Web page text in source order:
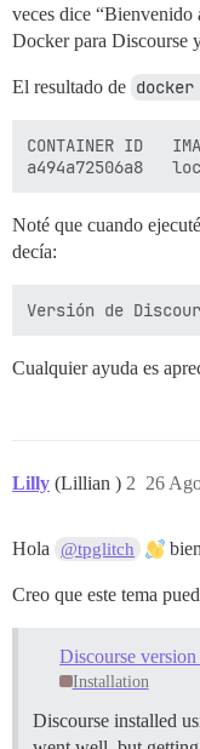
veces dice “Bienvenido
Docker para Discourse
El resultado de
CONTAINER
Noté que cuando ejecuté
decía:
Cualquier ayuda es
Lilly (Lillian ) 26
2
Hola @tpglitch
Creo que este tema
Discourse
Installation
Discourse installed